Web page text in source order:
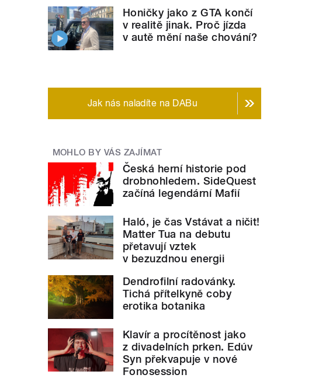
Honičky jako z GTA končí
v realitě jinak. Proč jízda
v autě mění naše chování?
Jak nás naladíte na DABu
MOHLO BY VÁS ZAJÍMAT
Česká herní historie pod
drobnohledem. SideQuest
začíná legendární Mafií
Haló, je čas Vstávat a ničit!
Matter Tua na debutu
přetavují vztek
v bezuzdnou energii
Dendrofilní radovánky.
Tichá přítelkyně coby
erotika botanika
Klavír a procítěnost jako
z divadelních prken. Edúv
Syn překvapuje v nové
Fonosession